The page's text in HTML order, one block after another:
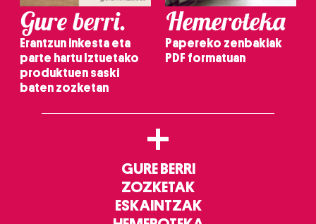
Gure berri.
Erantzun inkesta eta
parte hartu Iztuetako
produktuen saski
baten zozketan
Hemeroteka
Papereko zenbakiak
PDF formatuan
+
GURE BERRI
ZOZKETAK
ESKAINTZAK